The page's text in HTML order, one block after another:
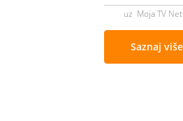
uz Moja TV Net
Saznaj više